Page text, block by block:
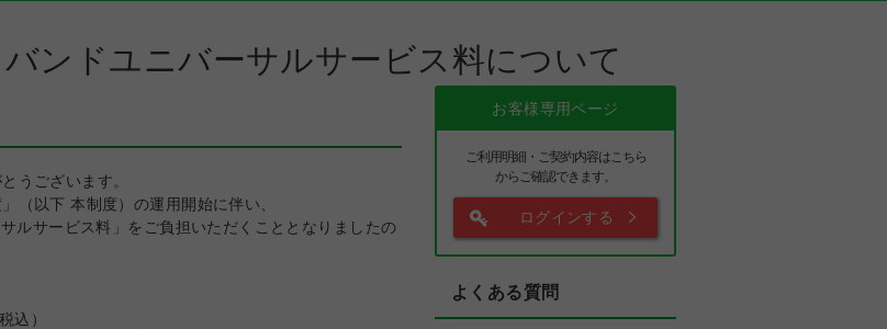
ンドユニバーサルサービス料について
うございます。
（以下 本制度）の運用開始に伴い、
ルサービス料」をご負担いただくこととなりましたの
込）
お客様専用ページ
ご利用明細・ご契約内容はこちら
からご確認できます。
ログインする
よくある質問